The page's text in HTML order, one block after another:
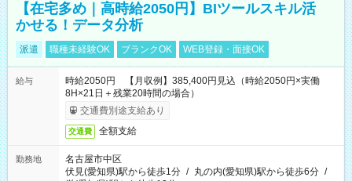
【在宅多め｜高時給2050円】BIツールスキル活
かせる！データ分析
派遣 職種未経験OK ブランクOK WEB登録・面接OK
給与
時給2050円 【月収例】385,400円見込（時給2050円×実働
8H×21日＋残業20時間の場合）
交通費別途支給あり
交通費 全額支給
勤務地
名古屋市中区
伏見(愛知県)駅から徒歩1分 / 丸の内(愛知県)駅から徒歩6分 /